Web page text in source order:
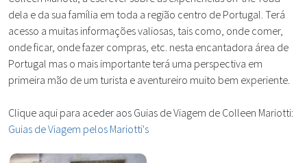
dela e da sua família em toda a região centro de Portugal. Terá
acesso a muitas informações valiosas, tais como, onde comer,
onde ficar, onde fazer compras, etc. nesta encantadora área de
Portugal mas o mais importante terá uma perspectiva em
primeira mão de um turista e aventureiro muito bem experiente.
Clique aqui para aceder aos Guias de Viagem de Colleen Mariotti:
Guias de Viagem pelos Mariotti's